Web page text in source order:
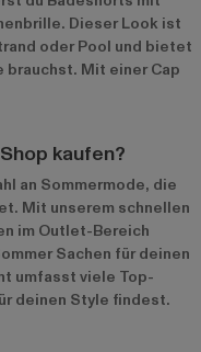
Dieser Look ist
oder Pool und bietet
brauchst. Mit einer Cap
kaufen?
an Sommermode, die
Mit unserem schnellen
im Outlet-Bereich
Sachen für deinen
umfasst viele Top-
deinen Style findest.